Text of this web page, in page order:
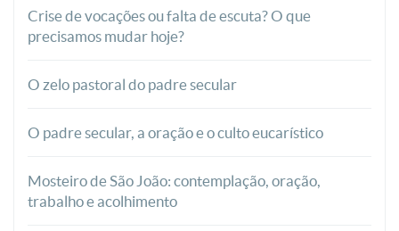
Crise de vocações ou falta de escuta? O que
precisamos mudar hoje?
O zelo pastoral do padre secular
O padre secular, a oração e o culto eucarístico
Mosteiro de São João: contemplação, oração,
trabalho e acolhimento